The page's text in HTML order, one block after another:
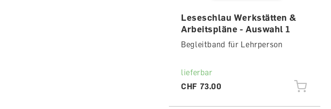
Leseschlau Werkstätten &
Arbeitspläne - Auswahl 1
Begleitband für Lehrperson
lieferbar
CHF 73.00